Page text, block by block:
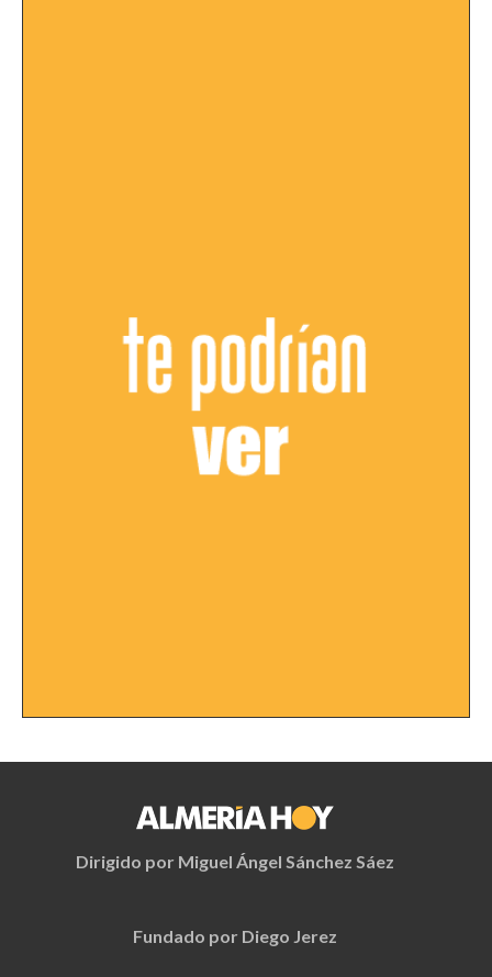
Dirigido por Miguel Ángel Sánchez Sáez
Fundado por Diego Jerez